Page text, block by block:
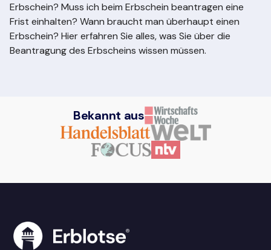
Erbschein? Muss ich beim Erbschein beantragen eine
Frist einhalten? Wann braucht man überhaupt einen
Erbschein? Hier erfahren Sie alles, was Sie über die
Beantragung des Erbscheins wissen müssen.
Bekannt aus